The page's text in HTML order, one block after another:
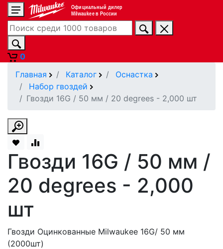
Официальный дилер
Milwaukee в России
0
Главная
Каталог
Оснастка
Набор гвоздей
Гвозди 16G / 50 мм / 20 degrees - 2,000 шт
Гвозди 16G / 50 мм /
20 degrees - 2,000
шт
Гвозди Оцинкованные Milwaukee 16G/ 50 мм
(2000шт)